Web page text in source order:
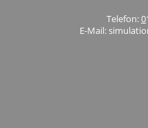
Telefon:0
E-Mail: